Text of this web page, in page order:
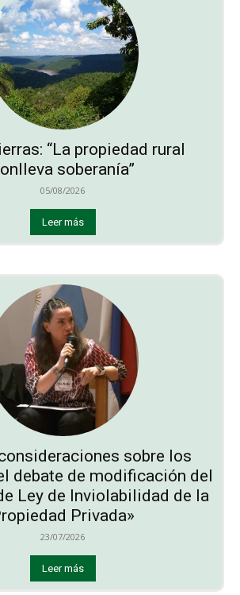
“La propiedad rural
soberanía”
05/08/2026
Leer más
sobre los
debate de modificación del
Ley de Inviolabilidad de la
Privada»
23/07/2026
Leer más